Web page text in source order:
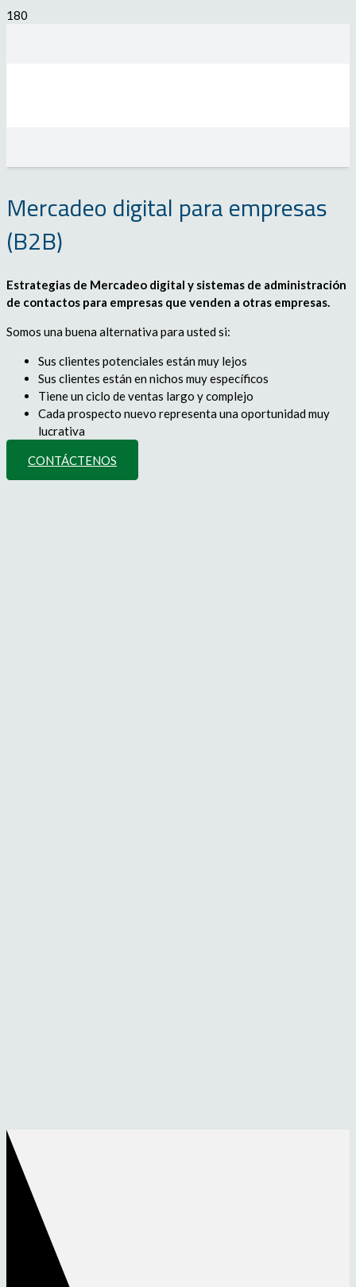
Mercadeo digital para empresas
(B2B)
Estrategias de Mercadeo digital y sistemas de administración
de contactos para empresas que venden a otras empresas.
Somos una buena alternativa para usted si:
Sus clientes potenciales están muy lejos
Sus clientes están en nichos muy específicos
Tiene un ciclo de ventas largo y complejo
Cada prospecto nuevo representa una oportunidad muy
lucrativa
CONTÁCTENOS